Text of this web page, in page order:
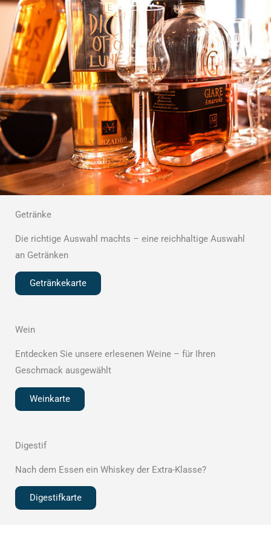
Getränke
Die richtige Auswahl machts – eine reichhaltige Auswahl
an Getränken
Getränkekarte
Wein
Entdecken Sie unsere erlesenen Weine – für Ihren
Geschmack ausgewählt
Weinkarte
Digestif
Nach dem Essen ein Whiskey der Extra-Klasse?
Digestifkarte